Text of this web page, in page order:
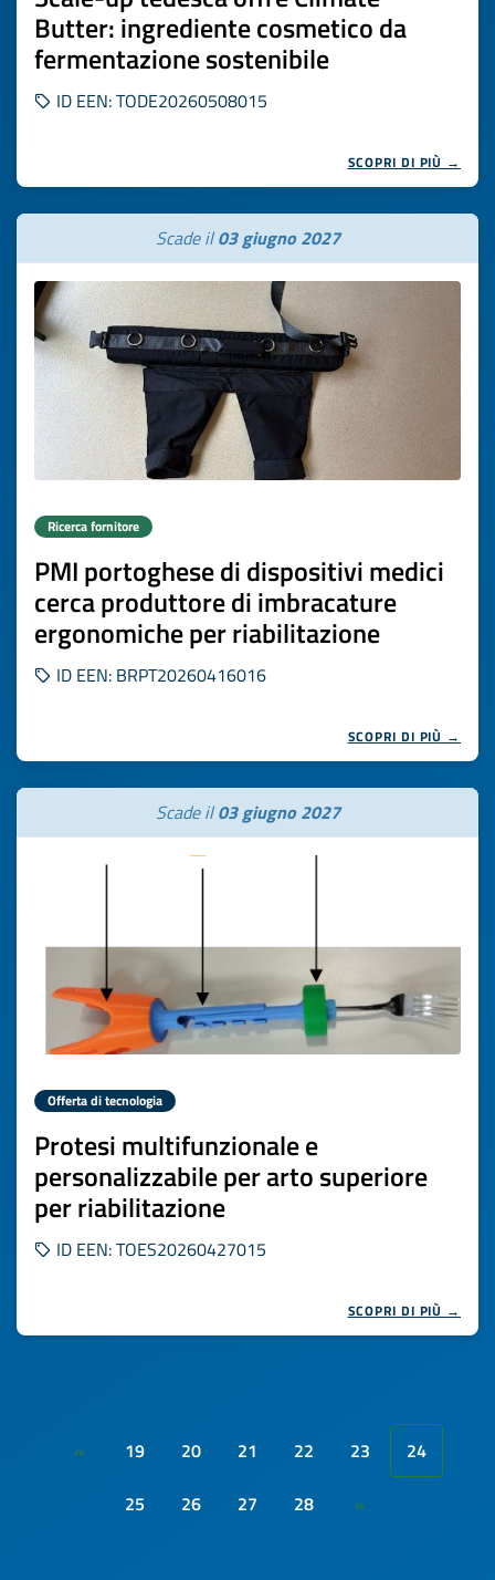
Butter: ingrediente cosmetico da
fermentazione sostenibile
ID EEN: TODE20260508015
SCOPRI DI PIÙ →
Scade il03 giugno 2027
Ricerca fornitore
PMI portoghese di dispositivi medici
cerca produttore di imbracature
ergonomiche per riabilitazione
ID EEN: BRPT20260416016
SCOPRI DI PIÙ →
Scade il03 giugno 2027
Offerta di tecnologia
Protesi multifunzionale e
personalizzabile per arto superiore
per riabilitazione
ID EEN: TOES20260427015
SCOPRI DI PIÙ →
« 19 20 21 22 23
24
25
26 27 28 »